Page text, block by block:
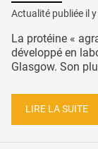
Actualité publiée il y
La protéine «
développé en
Glasgow. Son
LIRE LA SUITE